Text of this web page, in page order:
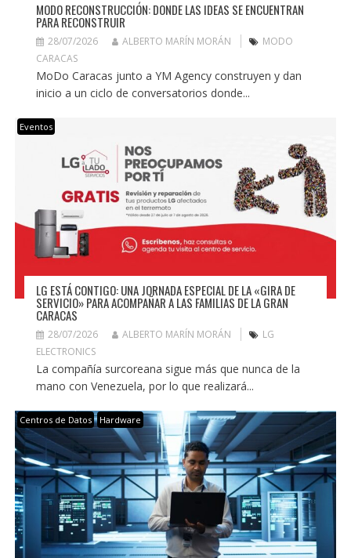
MODO RECONSTRUCCIÓN: DONDE LAS IDEAS SE ENCUENTRAN
PARA RECONSTRUIR
28/07/2026 ALBERTO MARÍN MORÁN
MODO
CARACAS
MoDo Caracas junto a YM Agency construyen y dan
inicio a un ciclo de conversatorios donde...
Eventos
LG ESTÁ CONTIGO: UNA JORNADA ESPECIAL DE LA «GIRA DE
SERVICIO» PARA ACOMPAÑAR A LAS FAMILIAS DE LA GRAN
CARACAS
28/07/2026 ALBERTO MARÍN MORÁN
LG
ELECTRONICS
La compañía surcoreana sigue más que nunca de la
mano con Venezuela, por lo que realizará...
Centros de Datos Hardware